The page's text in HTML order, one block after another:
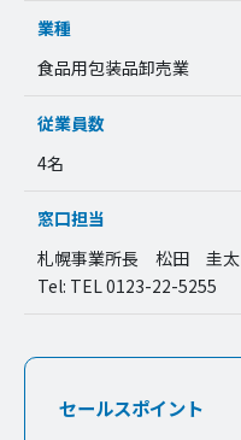
業種
食品用包装品卸売業
従業員数
4名
窓口担当
札幌事業所長 松田 圭太
Tel: TEL 0123-22-5255
セールスポイント